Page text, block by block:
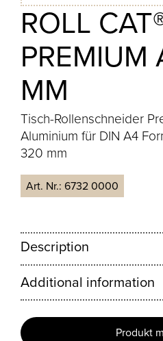
ROLL
MM
Tisch-Rollenschneider
Aluminium für DIN A4
320 mm
Art. Nr.:6732 0000
Description
Additional information
Produkt